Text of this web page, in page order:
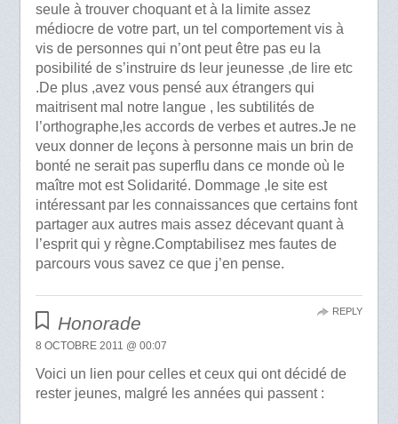
seule à trouver choquant et à la limite assez
médiocre de votre part, un tel comportement vis à
vis de personnes qui n’ont peut être pas eu la
posibilité de s’instruire ds leur jeunesse ,de lire etc
.De plus ,avez vous pensé aux étrangers qui
maitrisent mal notre langue , les subtilités de
l’orthographe,les accords de verbes et autres.Je ne
veux donner de leçons à personne mais un brin de
bonté ne serait pas superflu dans ce monde où le
maître mot est Solidarité. Dommage ,le site est
intéressant par les connaissances que certains font
partager aux autres mais assez décevant quant à
l’esprit qui y règne.Comptabilisez mes fautes de
parcours vous savez ce que j’en pense.
Honorade
8 OCTOBRE 2011 @ 00:07
Voici un lien pour celles et ceux qui ont décidé de
rester jeunes, malgré les années qui passent :
REPLY